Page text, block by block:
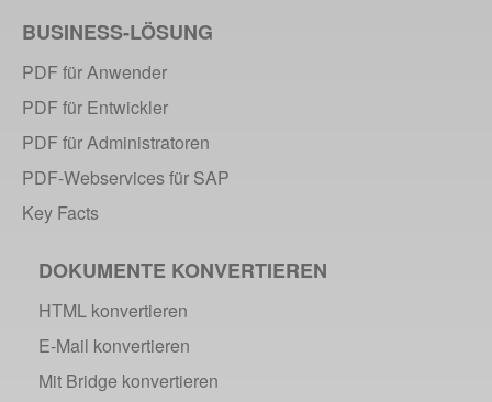
BUSINESS-LÖSUNG
PDF für Anwender
PDF für Entwickler
PDF für Administratoren
PDF-Webservices für SAP
Key Facts
DOKUMENTE KONVERTIEREN
HTML konvertieren
E-Mail konvertieren
Mit Bridge konvertieren